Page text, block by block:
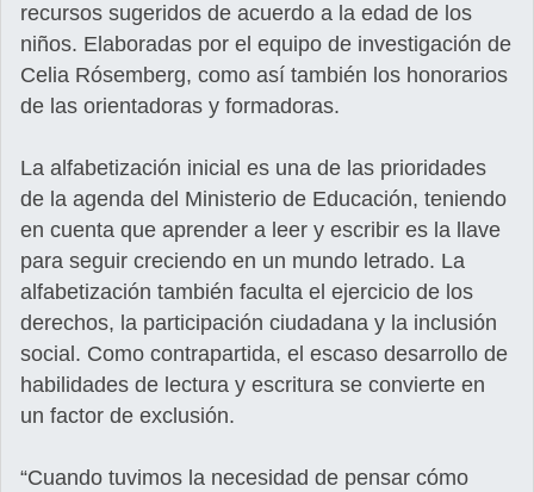
recursos sugeridos de acuerdo a la edad de los
niños. Elaboradas por el equipo de investigación de
Celia Rósemberg, como así también los honorarios
de las orientadoras y formadoras.
La alfabetización inicial es una de las prioridades
de la agenda del Ministerio de Educación, teniendo
en cuenta que aprender a leer y escribir es la llave
para seguir creciendo en un mundo letrado. La
alfabetización también faculta el ejercicio de los
derechos, la participación ciudadana y la inclusión
social. Como contrapartida, el escaso desarrollo de
habilidades de lectura y escritura se convierte en
un factor de exclusión.
“Cuando tuvimos la necesidad de pensar cómo